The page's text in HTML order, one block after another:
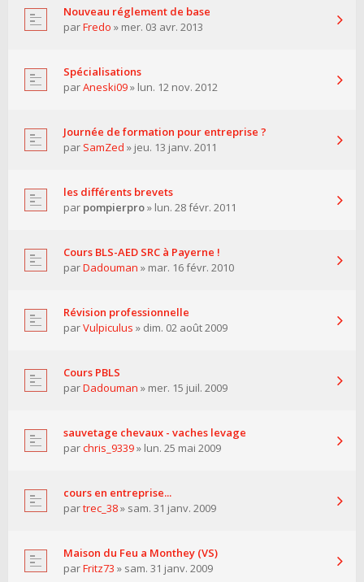
Nouveau réglement de base
parFredo » mer. 03 avr. 2013
Spécialisations
parAneski09» lun. 12 nov. 2012
Journée de formation pour entreprise ?
par SamZed » jeu. 13 janv. 2011
les différents brevets
par pompierpro» lun. 28 févr. 2011
Cours BLS-AED SRC à Payerne !
parDadouman » mar. 16 févr. 2010
Révision professionnelle
parVulpiculus » dim. 02 août 2009
Cours PBLS
parDadouman » mer. 15 juil. 2009
sauvetage chevaux - vaches levage
parchris_9339» lun. 25 mai 2009
cours en entreprise...
partrec_38» sam. 31 janv. 2009
Maison du Feu a Monthey (VS)
parFritz73 » sam. 31 janv. 2009